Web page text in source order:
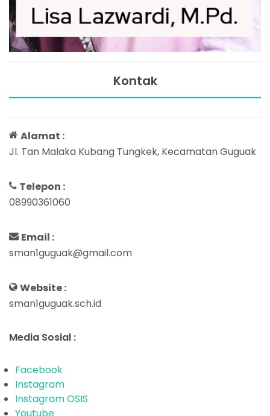
Kontak
Alamat :
Jl. Tan Malaka Kubang Tungkek, Kecamatan Guguak
Telepon :
08990361060
Email :
sman1guguak@gmail.com
Website :
sman1guguak.sch.id
Media Sosial :
Facebook
Instagram
Instagram OSIS
Youtube